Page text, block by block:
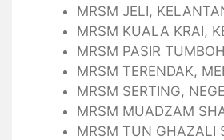
MRSM JELI,
MRSM KUALA KRAI,
MRSM PASIR
MRSM TERENDAK,
MRSM SERTING,
MRSM MUADZAM
MRSM TUN GHAZALI